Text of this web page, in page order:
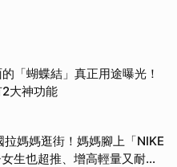
「蝴蝶結」真正用途曝光！
大神功能
拉媽媽逛街！媽媽腳上「NIKE
生也超推、增高輕量又耐